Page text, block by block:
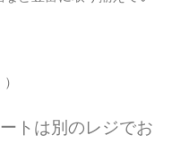
トは別のレジでお